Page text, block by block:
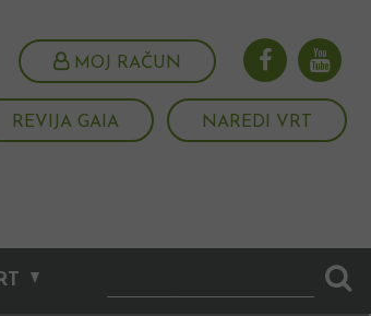
MOJ RAČUN
REVIJA GAIA NAREDI VRT